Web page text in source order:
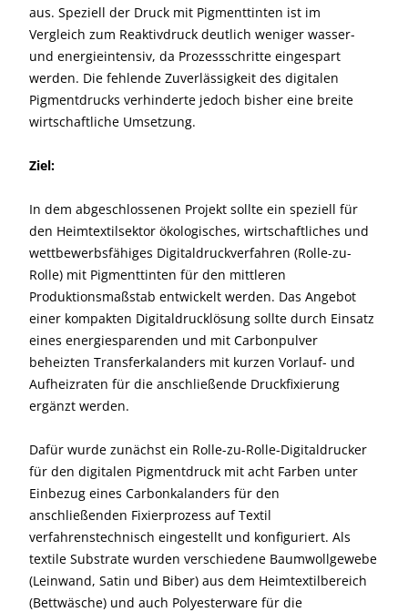
aus. Speziell der Druck mit Pigmenttinten ist im
Vergleich zum Reaktivdruck deutlich weniger wasser-
und energieintensiv, da Prozessschritte eingespart
werden. Die fehlende Zuverlässigkeit des digitalen
Pigmentdrucks verhinderte jedoch bisher eine breite
wirtschaftliche Umsetzung.
Ziel:
In dem abgeschlossenen Projekt sollte ein speziell für
den Heimtextilsektor ökologisches, wirtschaftliches und
wettbewerbsfähiges Digitaldruckverfahren (Rolle-zu-
Rolle) mit Pigmenttinten für den mittleren
Produktionsmaßstab entwickelt werden. Das Angebot
einer kompakten Digitaldrucklösung sollte durch Einsatz
eines energiesparenden und mit Carbonpulver
beheizten Transferkalanders mit kurzen Vorlauf- und
Aufheizraten für die anschließende Druckfixierung
ergänzt werden.
Dafür wurde zunächst ein Rolle-zu-Rolle-Digitaldrucker
für den digitalen Pigmentdruck mit acht Farben unter
Einbezug eines Carbonkalanders für den
anschließenden Fixierprozess auf Textil
verfahrenstechnisch eingestellt und konfiguriert. Als
textile Substrate wurden verschiedene Baumwollgewebe
(Leinwand, Satin und Biber) aus dem Heimtextilbereich
(Bettwäsche) und auch Polyesterware für die